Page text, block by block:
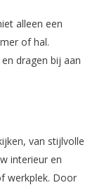
alleen een
of hal.
dragen bij aan
van stijlvolle
interieur en
werkplek. Door